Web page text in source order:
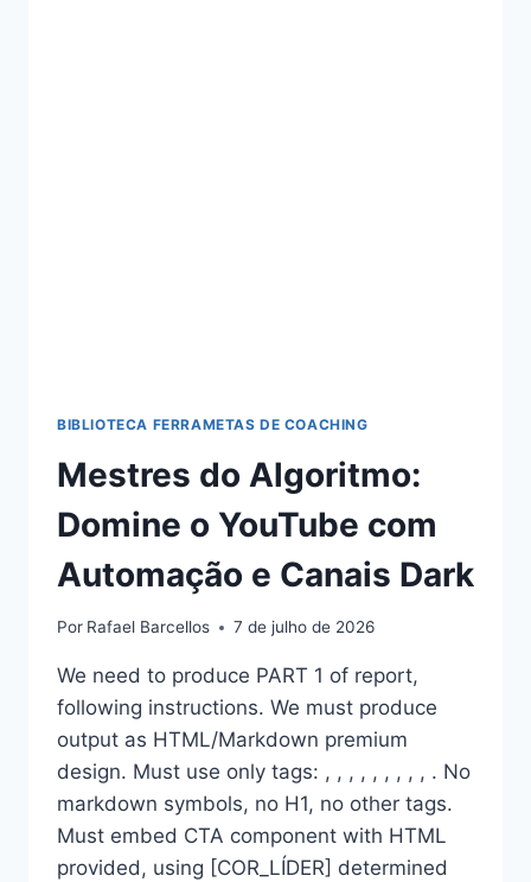
BIBLIOTECA FERRAMETAS DE COACHING
Mestres do Algoritmo:
Domine o YouTube com
Automação e Canais Dark
Por Rafael Barcellos 7 de julho de 2026
We need to produce PART 1 of report,
following instructions. We must produce
output as HTML/Markdown premium
design. Must use only tags: , , , , , , , , , . No
markdown symbols, no H1, no other tags.
Must embed CTA component with HTML
provided, using [COR_LÍDER] determined